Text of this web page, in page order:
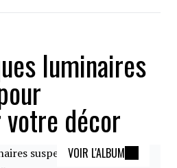
luminaires
décor
VOIR L'ALBUM